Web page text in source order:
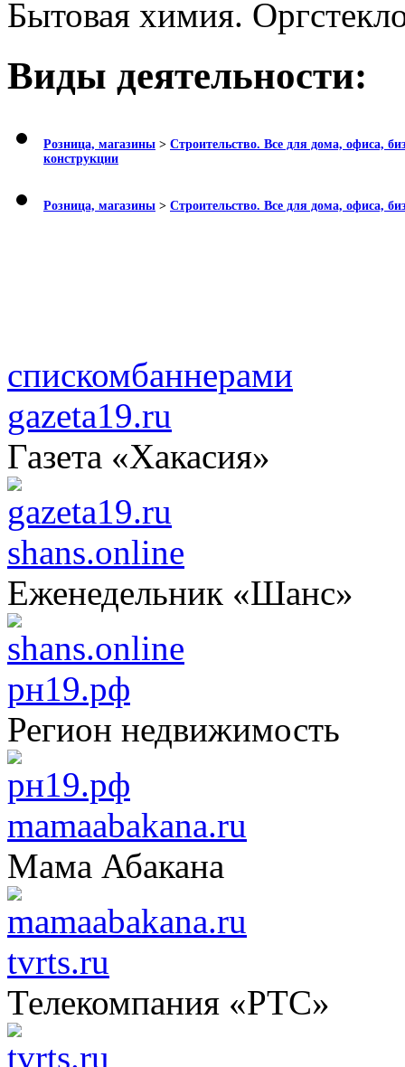
Бытовая химия.
Виды деятельности:
Розница, магазины > Строительство. Все для дома, офиса,
конструкции
Розница, магазины > Строительство. Все для дома, офиса,
спискомбаннерами
gazeta19.ru
Газета «Хакасия»
shans.online
Еженедельник «Шанс»
рн19.рф
Регион недвижимость
mamaabakana.ru
Мама Абакана
tvrts.ru
Телекомпания «РТС»